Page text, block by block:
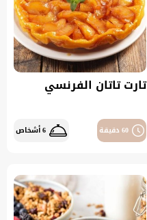
تارت تاتان الفرنسي
60 دقيقة 6 أشخاص